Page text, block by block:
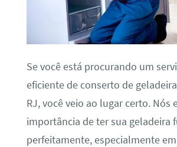
Se você está procurando um
eficiente de conserto de
RJ, você veio ao lugar certo. Nós
importância de ter sua geladeira
perfeitamente, especialmente